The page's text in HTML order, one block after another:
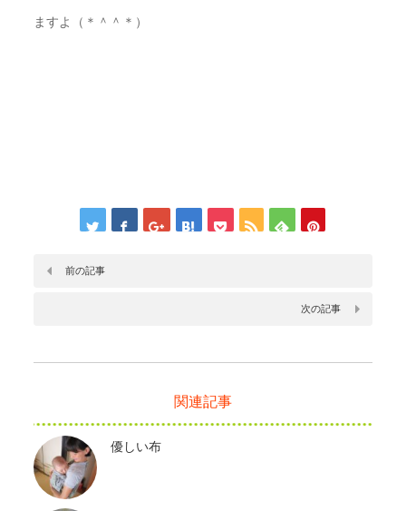
ますよ（＊＾＾＊）
前の記事
次の記事
関連記事
優しい布